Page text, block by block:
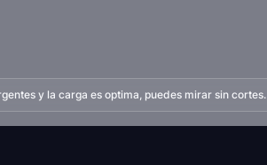
y la carga es optima, puedes mirar sin cortes.